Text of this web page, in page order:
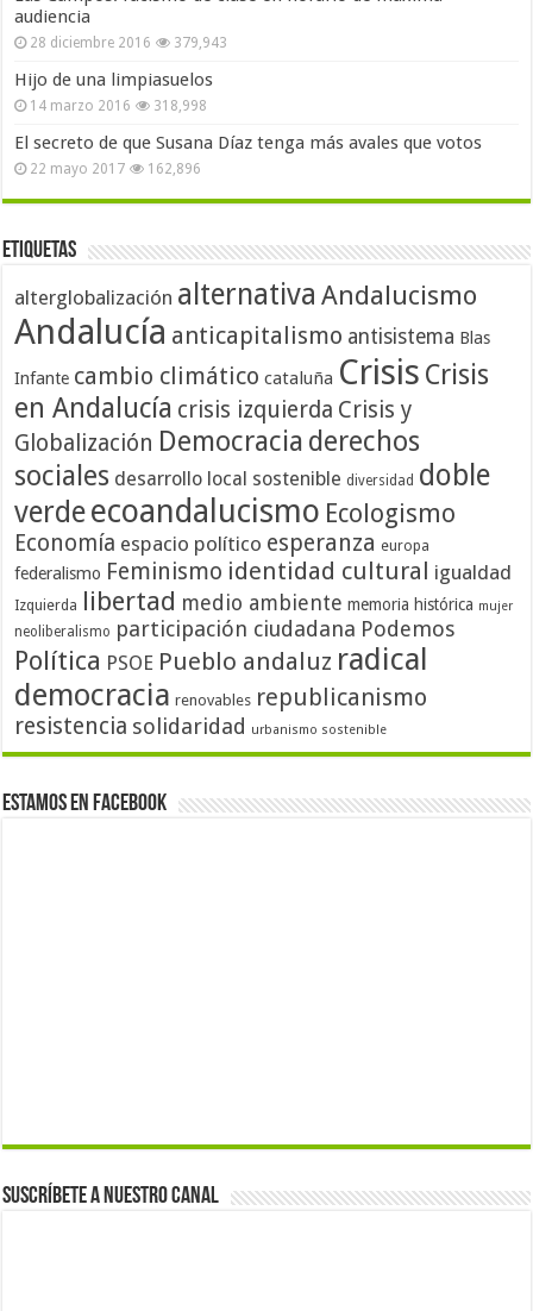
audiencia
28 diciembre 2016 379,943
Hijo de una limpiasuelos
14 marzo 2016 318,998
El secreto de que Susana Díaz tenga más avales que votos
22 mayo 2017 162,896
Etiquetas
alterglobalización alternativa Andalucismo
Andalucía anticapitalismo antisistema Blas
Infante cambio climático cataluña Crisis Crisis
en Andalucía crisis izquierda Crisis y
Globalización Democracia derechos
sociales desarrollo local sostenible diversidad doble
verdeecoandalucismo Ecologismo
Economía espacio político esperanza europa
federalismo Feminismo identidad cultural igualdad
Izquierda libertad medio ambiente memoria histórica mujer
neoliberalismo participación ciudadana Podemos
Política PSOE Pueblo andaluz radical
democracia renovables republicanismo
resistencia solidaridad urbanismo sostenible
Estamos en Facebook
Suscríbete a nuestro canal